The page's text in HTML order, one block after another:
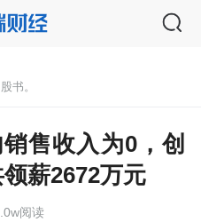
书。
售收入为0，创
薪2672万元
阅读